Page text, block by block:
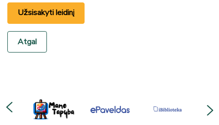
Užsisakyti leidinį
Atgal